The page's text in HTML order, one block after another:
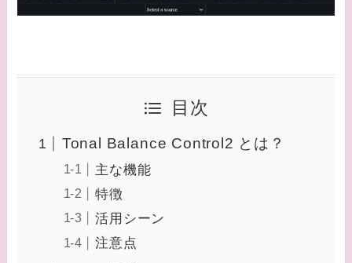
目次
Tonal Balance Control2 とは？
主な機能
特徴
活用シーン
注意点